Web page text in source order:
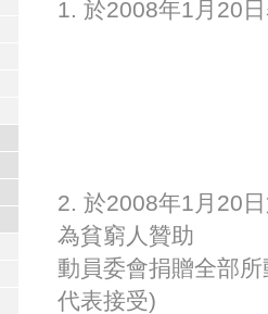
1. 於2008年1月20
2. 於2008年1月20
為貧窮人贊助
動員委會捐贈全部
代表接受)